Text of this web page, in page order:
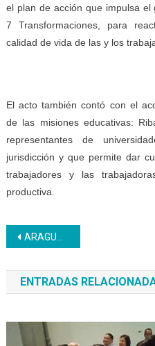
el plan de acción que impulsa
7 Transformaciones, para
calidad de vida de las y los
El acto también contó con el
de las misiones educativas:
representantes de
jurisdicción y que permite dar
trabajadores y las
productiva.
Navegación
de
entradas
ARAGUA | Celebraron a las maestras en el Día Internacional de la Mujer
ENTRADAS